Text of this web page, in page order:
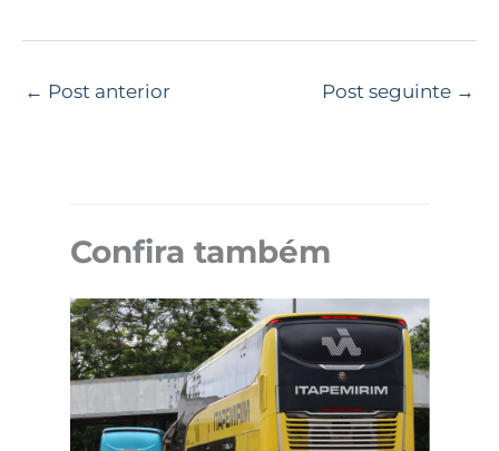
← Post anterior Post seguinte →
Confira também